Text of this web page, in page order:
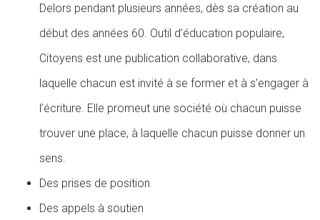
Delors pendant plusieurs années, dès sa création au
début des années 60. Outil d’éducation populaire,
Citoyens est une publication collaborative, dans
laquelle chacun est invité à se former et à s’engager à
l’écriture. Elle promeut une société où chacun puisse
trouver une place, à laquelle chacun puisse donner un
sens.
Des prises de position
Des appels à soutien